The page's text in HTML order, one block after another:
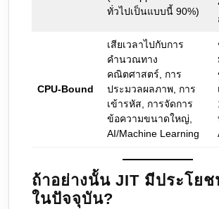
ทั่วไปเป็นแบบนี้ 90%)
CPU-Bound
เสียเวลาไปกับการ
คำนวณทาง
คณิตศาสตร์, การ
ประมวลผลภาพ, การ
เข้ารหัส, การจัดการ
ข้อความขนาดใหญ่,
AI/Machine Learning
ถ้าอย่างนั้น JIT มีประโยช
ในปัจจุบัน?